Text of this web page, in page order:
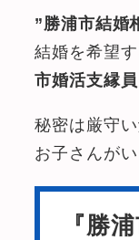
”勝浦市結婚
結婚を希望
市婚活支縁員
秘密は厳守い
お子さんが
『勝